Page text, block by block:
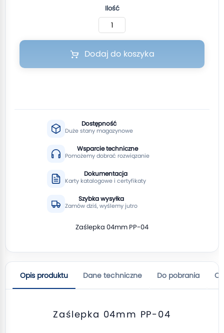
Ilość
Dodaj do koszyka
Dostępność
Duże stany magazynowe
Wsparcie techniczne
Pomożemy dobrać rozwiązanie
Dokumentacja
Karty katalogowe i certyfikaty
Szybka wysyłka
Zamów dziś, wyślemy jutro
Zaślepka 04mm PP-04
Opis produktu Dane techniczne Do pobrania
Zaślepka 04mm PP-04